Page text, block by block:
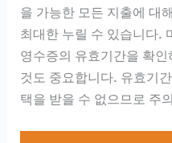
을 가능한 모든 지출에 대
최대한 누릴 수 있습니다.
영수증의 유효기간을 확
것도 중요합니다. 유효기
택을 받을 수 없으므로 주